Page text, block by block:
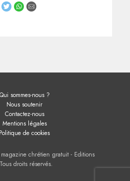
Qui sommes-nous ?
Nous soutenir
Contactez-nous
Mentions légales
Politique de cookies
chrétien gratuit - Editions
droits réservés.